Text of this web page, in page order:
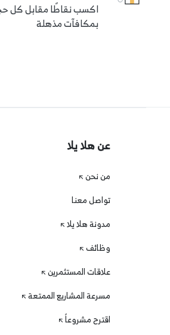
اكسب نقاطًا مقابل كل
بمكافآت مذهلة
عن هلا يلا
من نحن
تواصل معنا
مدونة هلا يلا
وظائف
علاقات المستثمرين
مسرعة المشاريع الممتعة
اقترح مشروعاً